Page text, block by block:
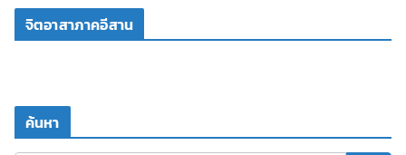
จิตอาสาภาคอีสาน
ค้นหา